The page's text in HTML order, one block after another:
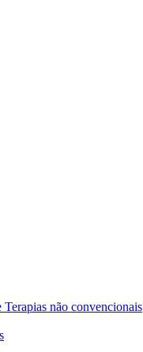
não convencionais